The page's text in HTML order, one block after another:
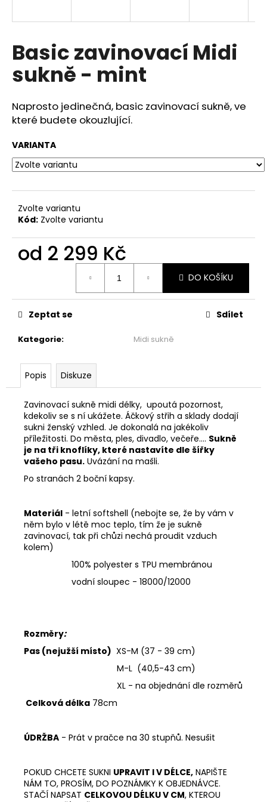
Basic zavinovací Midi
sukně - mint
Naprosto jedinečná, basic zavinovací sukně, ve
které budete okouzlující.
VARIANTA
Zvolte variantu
Kód: Zvolte variantu
od 2 299 Kč
DO KOŠÍKU
Kategorie: Midi sukně
Zeptat se Sdílet
Popis Diskuze
Zavinovací sukně midi délky, upoutá pozornost,
kdekoliv se s ní ukážete. Áčkový střih a sklady dodají
sukni ženský vzhled. Je dokonalá na jakékoliv
příležitosti. Do města, ples, divadlo, večeře.... Sukně
je na tři knoflíky, které nastavíte dle šířky
vašeho pasu. Uvázání na mašli.
Po stranách 2 boční kapsy.
Materiál - letní softshell (nebojte se, že by vám v
něm bylo v létě moc teplo, tím že je sukně
zavinovací, tak při chůzi nechá proudit vzduch
kolem)
100% polyester s TPU membránou
vodní sloupec - 18000/12000
Rozměry:
Pas (nejužší místo) XS-M (37 - 39 cm)
M-L (40,5-43 cm)
XL - na objednání dle rozměrů
Celková délka 78cm
ÚDRŽBA - Prát v pračce na 30 stupňů. Nesušit
POKUD CHCETE SUKNI UPRAVIT I V DÉLCE, NAPIŠTE
NÁM TO, PROSÍM, DO POZNÁMKY K OBJEDNÁVCE.
STAČÍ NAPSAT CELKOVOU DÉLKU V CM, KTEROU
í
t
?
D
o
p
r
u
j
e
m
e
MAXI
ŠATY
-
NÁDECH
VÝDECH
599
Kč